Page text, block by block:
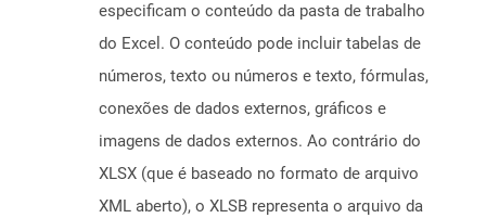
especificam o conteúdo da pasta de trabalho
do Excel. O conteúdo pode incluir tabelas de
números, texto ou números e texto, fórmulas,
conexões de dados externos, gráficos e
imagens de dados externos. Ao contrário do
XLSX (que é baseado no formato de arquivo
XML aberto), o XLSB representa o arquivo da